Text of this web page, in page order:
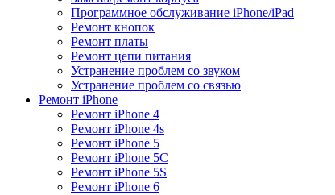
Программное обслуживание iPhone/iPad
Ремонт кнопок
Ремонт платы
Ремонт цепи питания
Устранение проблем со звуком
Устранение проблем со связью
Ремонт iPhone
Ремонт iPhone 4
Ремонт iPhone 4s
Ремонт iPhone 5
Ремонт iPhone 5C
Ремонт iPhone 5S
Ремонт iPhone 6